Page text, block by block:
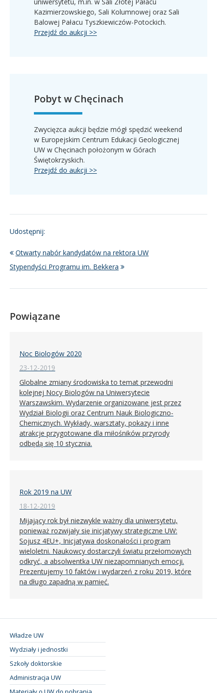
Kazimierzowskiego, Sali Kolumnowej oraz Sali
Balowej Pałacu Tyszkiewiczów-Potockich.
Przejdź do aukcji >>
Pobyt w Chęcinach
Zwycięzca aukcji będzie mógł spędzić weekend
w Europejskim Centrum Edukacji Geologicznej
UW w Chęcinach położonym w Górach
Świętokrzyskich.
Przejdź do aukcji >>
Udostępnij:
Otwarty nabór kandydatów na rektora UW
Stypendyści Programu im. Bekkera
Powiązane
Noc Biologów 2020
23-12-2019
Globalne zmiany środowiska to temat przewodni
kolejnej Nocy Biologów na Uniwersytecie
Warszawskim. Wydarzenie organizowane jest przez
Wydział Biologii oraz Centrum Nauk Biologiczno-
Chemicznych. Wykłady, warsztaty, pokazy i inne
atrakcje przygotowane dla miłośników przyrody
odbędą się 10 stycznia.
Rok 2019 na UW
18-12-2019
Mijający rok był niezwykle ważny dla uniwersytetu,
ponieważ rozwijały się inicjatywy strategiczne UW:
Sojusz 4EU+, Inicjatywa doskonałości i program
wieloletni. Naukowcy dostarczyli światu przełomowych
odkryć, a absolwentka UW niezapomnianych emocji.
Prezentujemy 10 faktów i wydarzeń z roku 2019, które
na długo zapadną w pamięć.
Władze UW
Wydziały i jednostki
Szkoły doktorskie
Administracja UW